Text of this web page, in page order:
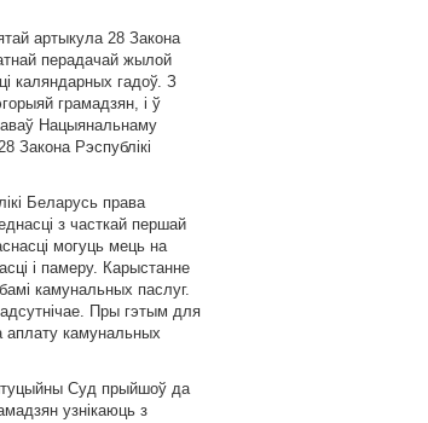
артыкула 28 Закона
перадачай жылой
каляндарных гадоў. З
грамадзян, i ў
Нацыянальнаму
Закона Рэспублiкi
Беларусь права
з часткай першай
могуць мець на
i памеру. Карыстанне
камунальных паслуг.
Пры гэтым для
камунальных
Суд прыйшоў да
узнiкаюць з